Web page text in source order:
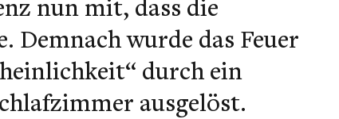
nun mit, dass die
wurde das Feuer
durch ein
ausgelöst.